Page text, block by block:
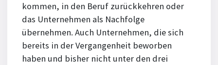
kommen, in den Beruf zurückkehren oder
das Unternehmen als Nachfolge
übernehmen. Auch Unternehmen, die sich
bereits in der Vergangenheit beworben
haben und bisher nicht unter den drei